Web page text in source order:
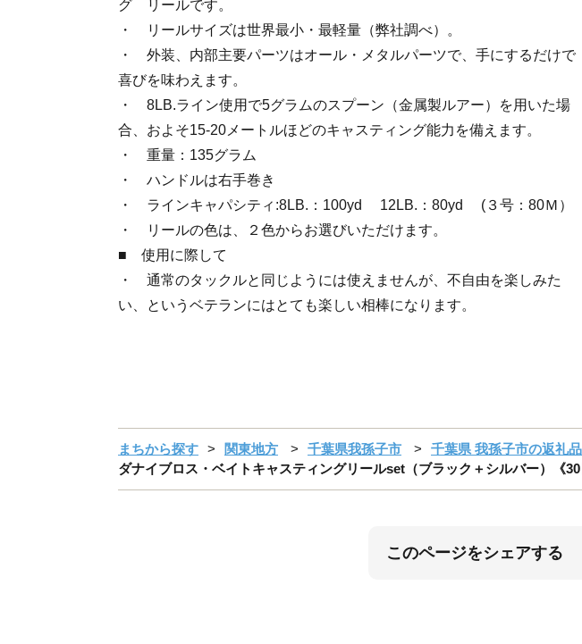
グ リールです。
・ リールサイズは世界最小・最軽量（弊社調べ）。
・ 外装、内部主要パーツはオール・メタルパーツで、手にするだけで
喜びを味わえます。
・ 8LB.ライン使用で5グラムのスプーン（金属製ルアー）を用いた場
合、およそ15-20メートルほどのキャスティング能力を備えます。
・ 重量：135グラム
・ ハンドルは右手巻き
・ ラインキャパシティ:8LB.：100yd 12LB.：80yd (３号：80Ｍ）
・ リールの色は、２色からお選びいただけます。
■ 使用に際して
・ 通常のタックルと同じようには使えませんが、不自由を楽しみた
い、というベテランにはとても楽しい相棒になります。
まちから探す 関東地方 千葉県我孫子市
千葉県 我孫子市の返礼
ダナイブロス・ベイトキャスティングリールset（ブラック＋シルバー）《
このページをシェアする